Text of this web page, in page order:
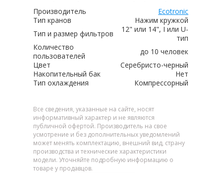
Производитель
Ecotronic
Тип кранов
Нажим кружкой
Тип и размер фильтров
12" или 14", I или U-
тип
Количество
пользователей
до 10 человек
Цвет
Серебристо-черный
Накопительный бак
Нет
Тип охлаждения
Компрессорный
Все сведения, указанные на сайте, носят
информативный характер и не являются
публичной офертой. Производитель на свое
усмотрение и без дополнительных уведомлений
может менять комплектацию, внешний вид, страну
производства и технические характеристики
модели. Уточняйте подробную информацию о
товаре у продавцов.